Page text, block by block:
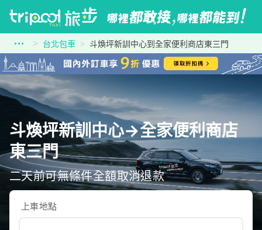
台北包車 斗煥坪新訓中心到全家便利商店東三門
斗煥坪新訓中心→全家便利商店
東三門
二天前可無條件全額取消退款
上車地點